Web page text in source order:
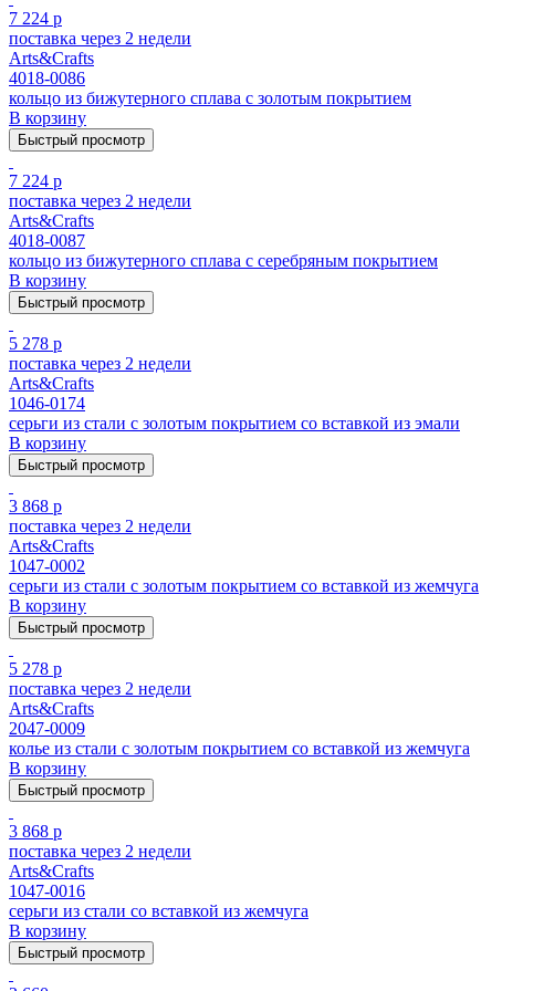
7 224 р
поставка через 2 недели
Arts&Crafts
4018-0086
кольцо из бижутерного сплава с золотым покрытием
В корзину
Быстрый просмотр
7 224 р
поставка через 2 недели
Arts&Crafts
4018-0087
кольцо из бижутерного сплава с серебряным покрытием
В корзину
Быстрый просмотр
5 278 р
поставка через 2 недели
Arts&Crafts
1046-0174
серьги из стали с золотым покрытием cо вставкой из эмали
В корзину
Быстрый просмотр
3 868 р
поставка через 2 недели
Arts&Crafts
1047-0002
серьги из стали с золотым покрытием cо вставкой из жемчуга
В корзину
Быстрый просмотр
5 278 р
поставка через 2 недели
Arts&Crafts
2047-0009
колье из стали с золотым покрытием cо вставкой из жемчуга
В корзину
Быстрый просмотр
3 868 р
поставка через 2 недели
Arts&Crafts
1047-0016
серьги из стали cо вставкой из жемчуга
В корзину
Быстрый просмотр